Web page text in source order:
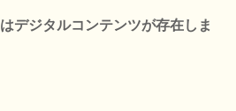
デジタルコンテンツが存在しま